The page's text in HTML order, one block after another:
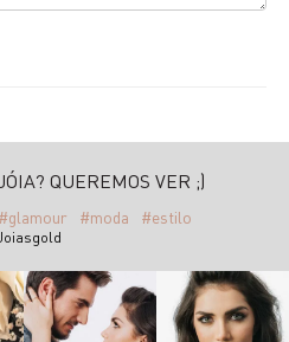
QUEREMOS VER ;)
#glamour #moda #estilo